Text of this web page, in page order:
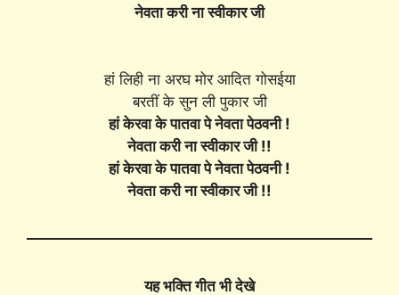
नेवता करी ना स्वीकार जी
हां लिही ना अरघ मोर आदित गोसईया
बरतीं के सुन ली पुकार जी
हां केरवा के पातवा पे नेवता पेठवनी !
नेवता करी ना स्वीकार जी !!
हां केरवा के पातवा पे नेवता पेठवनी !
नेवता करी ना स्वीकार जी !!
यह भक्ति गीत भी देखे